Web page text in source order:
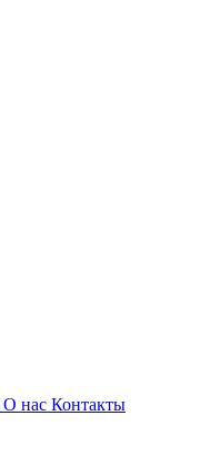
О нас Контакты